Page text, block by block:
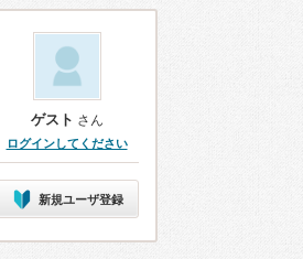
ゲスト さん
ログインしてください
新規ユーザ登録